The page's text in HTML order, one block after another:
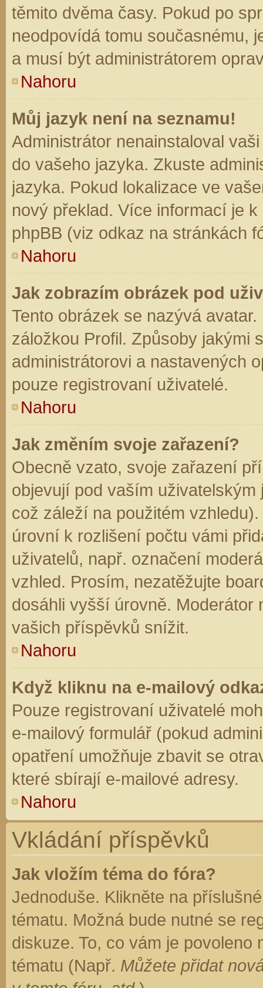
těmito dvěma časy. Pokud po
neodpovídá tomu současnému,
a musí být administrátorem
Nahoru
Můj jazyk není na seznamu!
Administrátor nenainstaloval
do vašeho jazyka. Zkuste
jazyka. Pokud lokalizace ve
nový překlad. Více informací je
phpBB (viz odkaz na stránkách
Nahoru
Jak zobrazím obrázek pod
Tento obrázek se nazývá
záložkou Profil. Způsoby jakými
administrátorovi a nastavených
pouze registrovaní uživatelé.
Nahoru
Jak změním svoje zařazení?
Obecně vzato, svoje zařazení
objevují pod vaším
což záleží na použitém
úrovní k rozlišení počtu vámi
uživatelů, např. označení
vzhled. Prosím, nezatěžujte
dosáhli vyšší úrovně. Moderátor
vašich příspěvků snížit.
Nahoru
Když kliknu na e-mailový
Pouze registrovaní uživatelé
e-mailový formulář (pokud
opatření umožňuje zbavit se
které sbírají e-mailové adresy.
Nahoru
Vkládání příspěvků
Jak vložím téma do fóra?
Jednoduše. Klikněte na
tématu. Možná bude nutné se
diskuze. To, co vám je
tématu (Např. Můžete přidat